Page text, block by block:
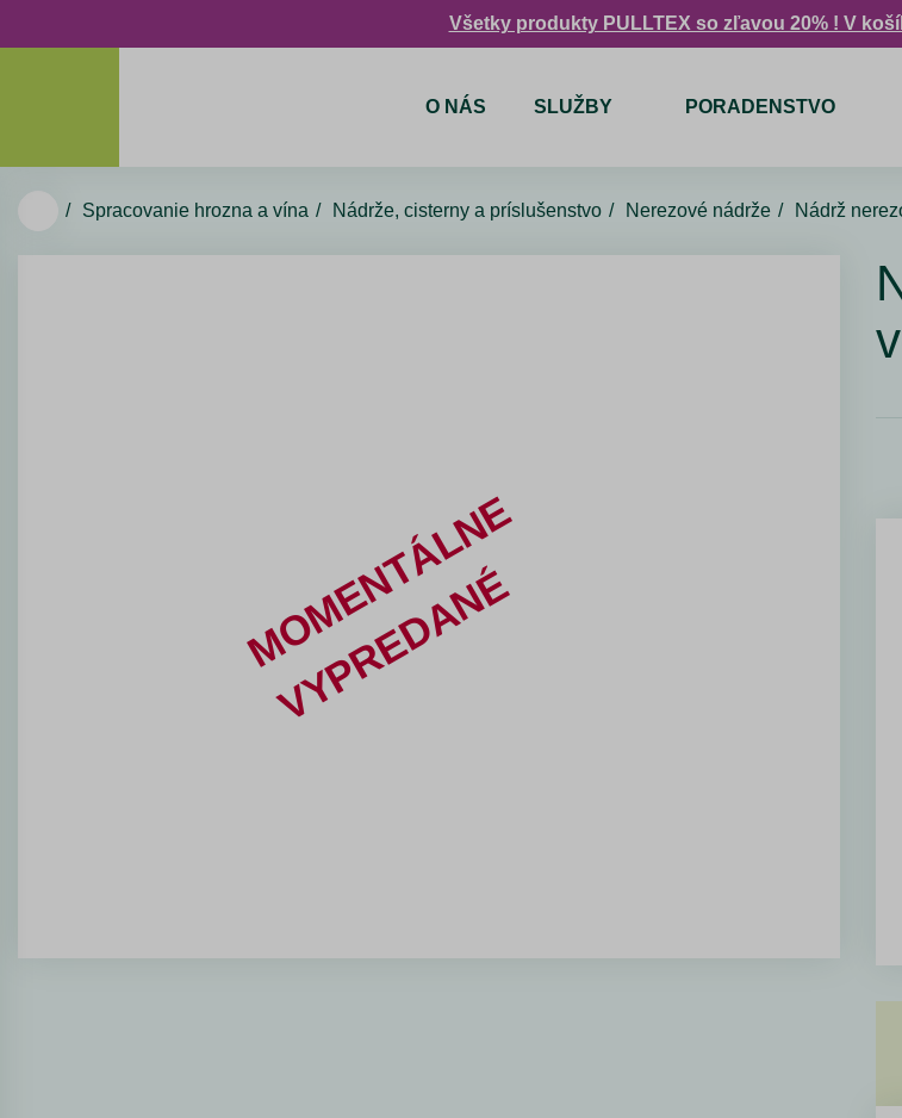
Všetky produkty PULLTEX so zľavou 20% ! V
O NÁS SLUŽBY PORADENSTVO
Spracovanie hrozna a vína Nádrže, cisterny a príslušenstvo Nerezové nádrže Nádrž